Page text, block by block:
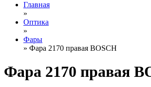
Главная
»
Оптика
»
Фары
» Фара 2170 правая BOSCH
Фара 2170 правая